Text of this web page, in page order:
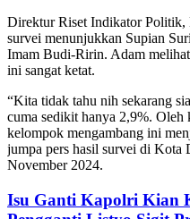
Direktur Riset Indikator Politik,
survei menunjukkan Supian
Imam Budi-Ririn. Adam
ini sangat ketat.
“Kita tidak tahu nih sekarang
cuma sedikit hanya 2,9%. Oleh
kelompok mengambang ini
jumpa pers hasil survei di Kota
November 2024.
Isu Ganti Kapolri Kian